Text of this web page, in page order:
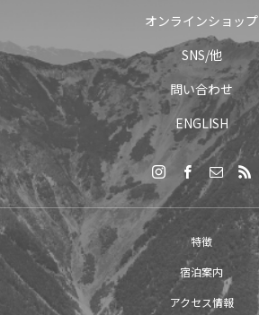
オンラインショップ
SNS/他
問い合わせ
ENGLISH
特徴
宿泊案内
アクセス情報